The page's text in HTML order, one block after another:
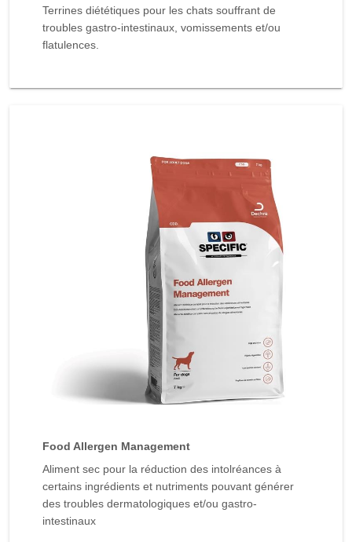
Terrines diététiques pour les chats souffrant de
troubles gastro-intestinaux, vomissements et/ou
flatulences.
Food Allergen Management
Aliment sec pour la réduction des intolréances à
certains ingrédients et nutriments pouvant générer
des troubles dermatologiques et/ou gastro-
intestinaux